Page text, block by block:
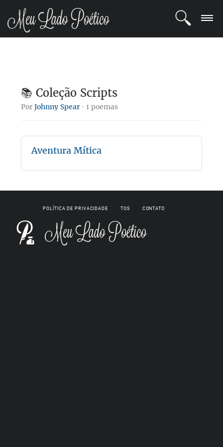
POETAS
COMUNIDADE
📚 Coleção Scripts
PorJohnny Spear· 1 poemas
Aventura Mítica
POLÍTICA DE PRIVACIDADE TOS CONTATO